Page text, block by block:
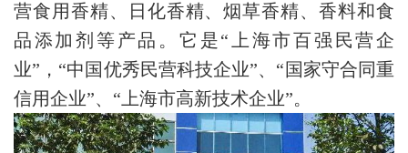
营食用香精、日化香精、烟草香精、香料和食
品添加剂等产品。它是“上海市百强民营企
业”，“中国优秀民营科技企业”、“国家守合同重
信用企业”、“上海市高新技术企业”。